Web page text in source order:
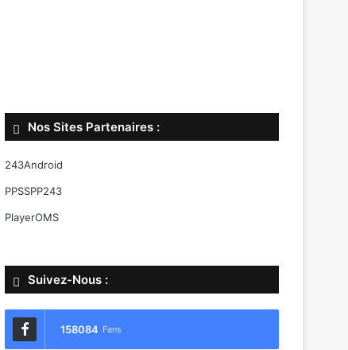
Nos Sites Partenaires :
243Android
PPSSPP243
PlayerOMS
Suivez-Nous :
158084 Fans